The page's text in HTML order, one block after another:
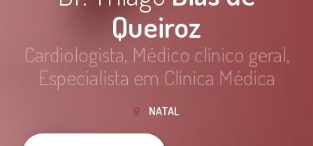
Queiroz
Cardiologista, Médico clínico geral,
Especialista em Clínica Médica
NATAL